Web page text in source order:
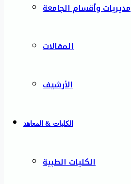
مديريات وأقسام الجامعة
المقالات
الأرشيف
الكليات & المعاهد
الكليات الطبية